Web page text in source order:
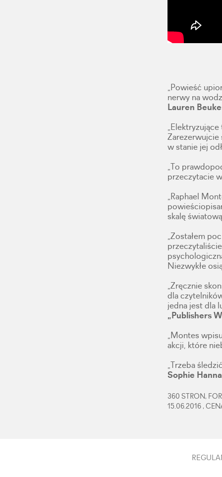
„Powieść
nerwy na
Lauren
Zarezerwujcie
w stanie jej
„To
przeczytacie
„Raphael
skalę
„Zostałem
Niezwykłe
„Zręcznie
dla
jedna jest dla
„Publishers
„Montes
akcji, które
„Trzeba
Sophie
360 STRON,
15.06.2016 ,